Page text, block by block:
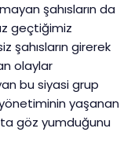
şahısların da
geçtiğimiz
şahısların girerek
olaylar
bu siyasi grup
yaşanan
göz yumduğunu